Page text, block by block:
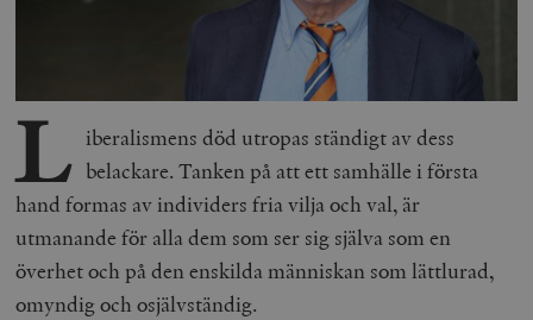
L iberalismens död utropas ständigt av dess
belackare. Tanken på att ett samhälle i första
hand formas av individers fria vilja och val, är
utmanande för alla dem som ser sig själva som en
överhet och på den enskilda människan som lättlurad,
omyndig och osjälvständig.